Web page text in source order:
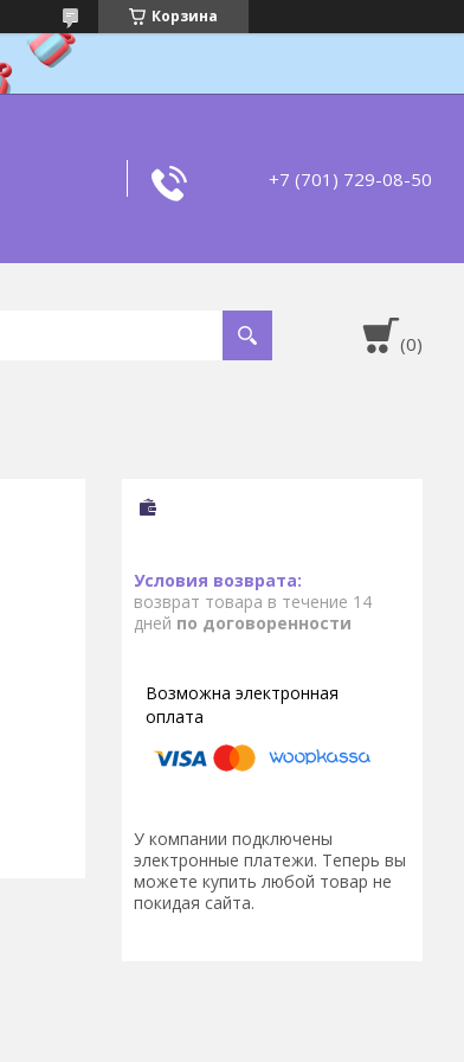
Корзина
+7 (701) 729-08-50
возврат товара в течение 14
дней по договоренности
У компании подключены
электронные платежи. Теперь вы
можете купить любой товар не
покидая сайта.